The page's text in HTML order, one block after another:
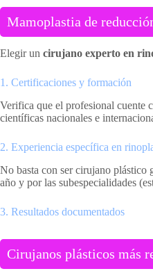
Mamoplastia de
Elegir un cirujano experto en
1. Certificaciones y formación
Verifica que el profesional cuente
científicas nacionales e
2. Experiencia específica en
No basta con ser cirujano plástico
año y por las subespecialidades
3. Resultados documentados
Cirujanos plásticos más